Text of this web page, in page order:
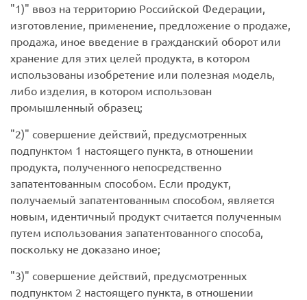
1)
ввоз на территорию Российской Федерации,
изготовление, применение, предложение о продаже,
продажа, иное введение в гражданский оборот или
хранение для этих целей продукта, в котором
использованы изобретение или полезная модель,
либо изделия, в котором использован
промышленный образец;
2) совершение действий, предусмотренных
подпунктом 1 настоящего пункта, в отношении
продукта, полученного непосредственно
запатентованным способом. Если продукт,
получаемый запатентованным способом, является
новым, идентичный продукт считается полученным
путем использования запатентованного способа,
поскольку не доказано иное;
3) совершение действий, предусмотренных
подпунктом 2 настоящего пункта, в отношении